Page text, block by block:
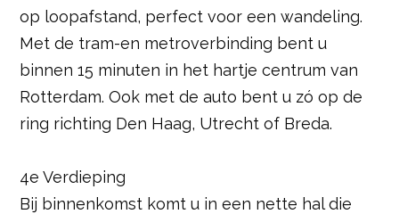
op loopafstand, perfect voor een wandeling.
Met de tram-en metroverbinding bent u
binnen 15 minuten in het hartje centrum van
Rotterdam. Ook met de auto bent u zó op de
ring richting Den Haag, Utrecht of Breda.
4e Verdieping
Bij binnenkomst komt u in een nette hal die